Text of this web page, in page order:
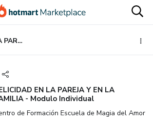
FELICIDAD EN LA PAREJA Y EN LA FAMILIA - Modulo Individual
EN LA PAREJA Y EN LA
- Modulo Individual
de Formación Escuela de Magia del Amor